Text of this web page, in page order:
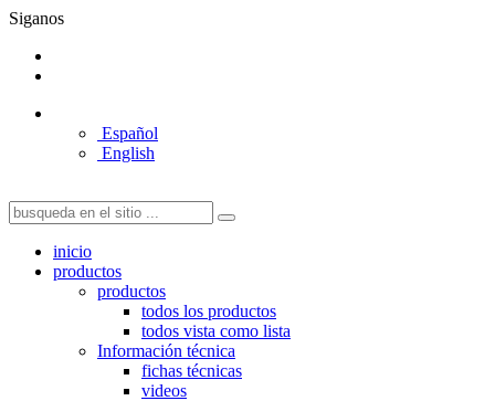
Siganos
Español
English
inicio
productos
productos
todos los productos
todos vista como lista
Información técnica
fichas técnicas
videos